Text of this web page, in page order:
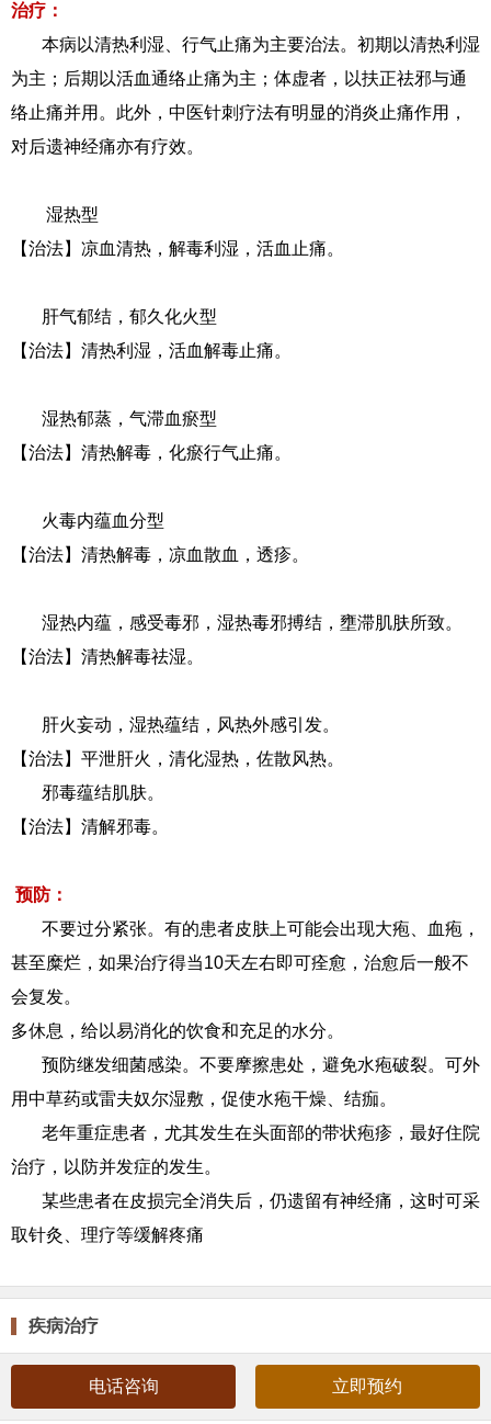
治疗：
本病以清热利湿、行气止痛为主要治法。初期以清热利湿
为主；后期以活血通络止痛为主；体虚者，以扶正祛邪与通
络止痛并用。此外，中医针刺疗法有明显的消炎止痛作用，
对后遗神经痛亦有疗效。
湿热型
【治法】凉血清热，解毒利湿，活血止痛。
肝气郁结，郁久化火型
【治法】清热利湿，活血解毒止痛。
湿热郁蒸，气滞血瘀型
【治法】清热解毒，化瘀行气止痛。
火毒内蕴血分型
【治法】清热解毒，凉血散血，透疹。
湿热内蕴，感受毒邪，湿热毒邪搏结，壅滞肌肤所致。
【治法】清热解毒祛湿。
肝火妄动，湿热蕴结，风热外感引发。
【治法】平泄肝火，清化湿热，佐散风热。
邪毒蕴结肌肤。
【治法】清解邪毒。
预防：
不要过分紧张。有的患者皮肤上可能会出现大疱、血疱，
甚至糜烂，如果治疗得当10天左右即可痊愈，治愈后一般不
会复发。
多休息，给以易消化的饮食和充足的水分。
预防继发细菌感染。不要摩擦患处，避免水疱破裂。可外
用中草药或雷夫奴尔湿敷，促使水疱干燥、结痂。
老年重症患者，尤其发生在头面部的带状疱疹，最好住院
治疗，以防并发症的发生。
某些患者在皮损完全消失后，仍遗留有神经痛，这时可采
取针灸、理疗等缓解疼痛
疾病治疗
电话咨询 立即预约